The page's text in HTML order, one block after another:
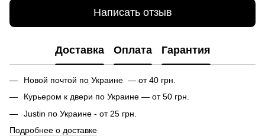
Написать отзыв
Доставка Оплата Гарантия
Новой почтой по Украине — от 40 грн.
Курьером к двери по Украине — от 50 грн.
Justin по Украине - от 25 грн.
Подробнее о доставке